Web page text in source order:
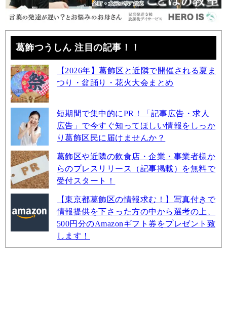
葛飾つうしん 注目の記事！！
【2026年】葛飾区と近隣で開催される夏ま
つり・盆踊り・花火大会まとめ
短期間で集中的にPR！「記事広告・求人
広告」で今すぐ知ってほしい情報をしっか
り葛飾区民に届けませんか？
葛飾区や近隣の飲食店・企業・事業者様か
らのプレスリリース（記事掲載）を無料で
受付スタート！
【東京都葛飾区の情報求む！】写真付きで
情報提供を下さった方の中から選考の上、
500円分のAmazonギフト券をプレゼント致
します！